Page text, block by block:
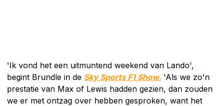
'Ik vond het een uitmuntend weekend van Lando',
begint Brundle in de Sky Sports F1 Show. 'Als we zo'n
prestatie van Max of Lewis hadden gezien, dan zouden
we er met ontzag over hebben gesproken, want het